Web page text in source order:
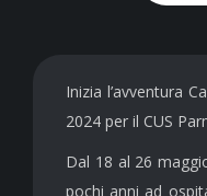
Inizia l’avventura
2024 per il CUS
Dal 18 al 26
pochi anni ad